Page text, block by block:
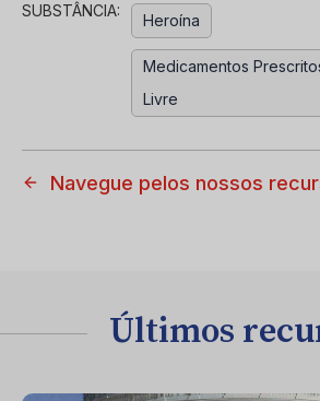
SUBSTÂNCIA:
Heroína
Medicamentos
Livre
Navegue pelos nossos
Últimos